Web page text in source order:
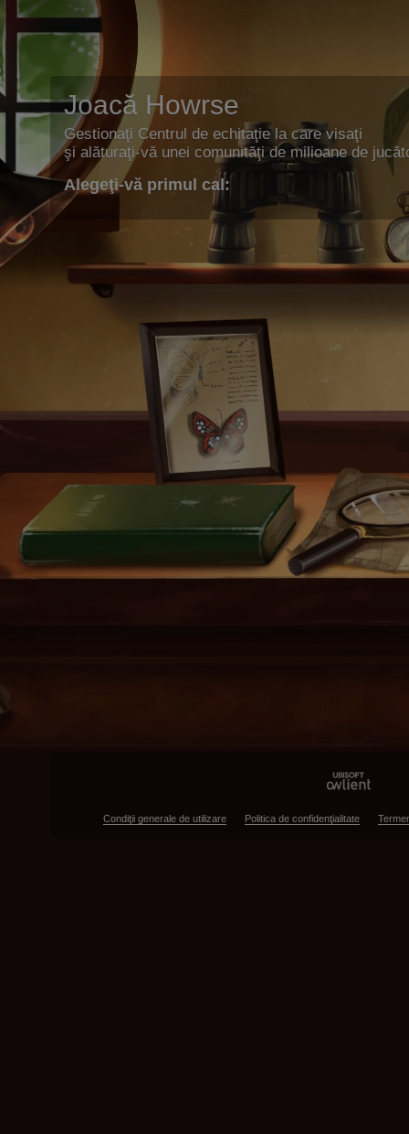
Joacă Howrse
Gestionaţi Centrul de echitaţie la care visaţi
şi alăturaţi-vă unei comunităţi de milioane de
Alegeţi-vă primul cal:
Condiţii generale de utilizare Politica de confidenţialitate